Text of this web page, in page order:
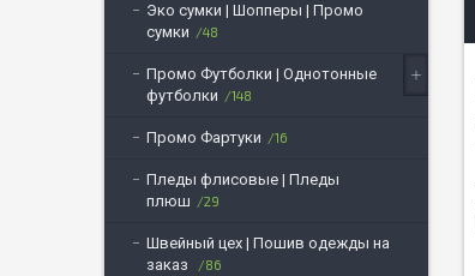
Эко сумки | Шопперы | Промо
сумки
48
Промо Футболки | Однотонные
футболки
148
Промо Фартуки 16
Пледы флисовые | Пледы
плюш
29
Швейный цех | Пошив одежды на
заказ
86